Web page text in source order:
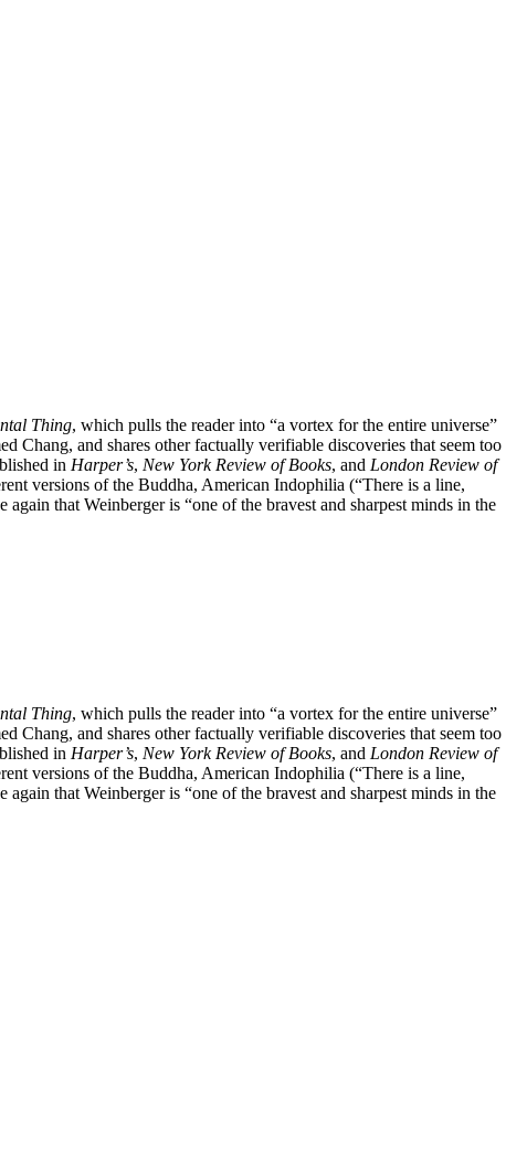
Thing, which pulls the reader into “a vortex for the entire universe”
Chang, and shares other factually verifiable discoveries that seem too
in Harper’s, New York Review of Books, and London Review of
versions of the Buddha, American Indophilia (“There is a line,
that Weinberger is “one of the bravest and sharpest minds in the
Thing, which pulls the reader into “a vortex for the entire universe”
Chang, and shares other factually verifiable discoveries that seem too
in Harper’s, New York Review of Books, and London Review of
versions of the Buddha, American Indophilia (“There is a line,
that Weinberger is “one of the bravest and sharpest minds in the